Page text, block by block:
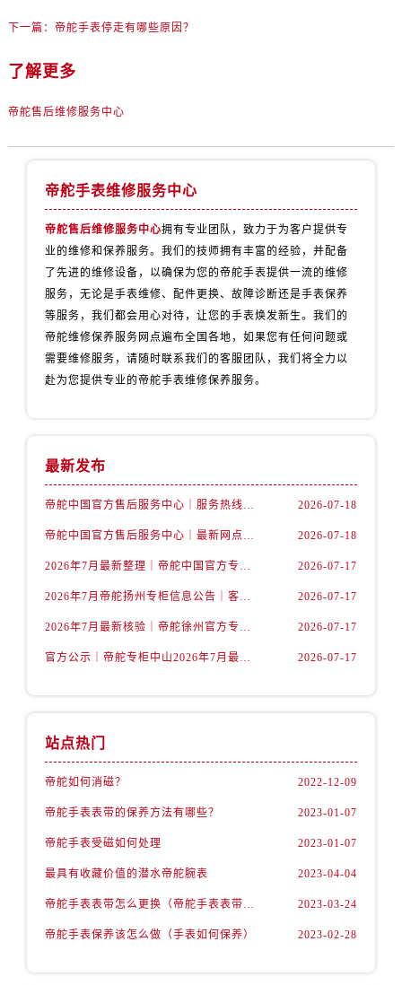
辽宁省盘锦市兴隆台区石油大街帝舵售后服务中心（需提前预约）
内蒙古自治区赤峰市红山区哈达街帝舵售后服务中心（需提前预约）
山西省临汾市尧都区解放路帝舵售后服务中心（需提前预约）
天津市和平区赤峰道136号天津国际金融中心26层2603室帝舵售后服务中心（需提前预约）
下一篇： 帝舵手表停走有哪些原因？
了解更多
帝舵售后维修服务中心
帝舵手表维修服务中心
帝舵售后维修服务中心拥有专业团队，致力于为客户提供专
业的维修和保养服务。我们的技师拥有丰富的经验，并配备
了先进的维修设备，以确保为您的帝舵手表提供一流的维修
服务，无论是手表维修、配件更换、故障诊断还是手表保养
等服务，我们都会用心对待，让您的手表焕发新生。我们的
帝舵维修保养服务网点遍布全国各地，如果您有任何问题或
需要维修服务，请随时联系我们的客服团队，我们将全力以
赴为您提供专业的帝舵手表维修保养服务。
最新发布
帝舵中国官方售后服务中心｜服务热线及全部维修详细地址权威信息声明（2026年7月最新） 2026-07-18
帝舵中国官方售后服务中心｜最新网点地址及电话权威信息通告（2026年7月最新） 2026-07-18
2026年7月最新整理｜帝舵中国官方专柜名录及湖州客户服务电话，一篇看懂！ 2026-07-17
2026年7月帝舵扬州专柜信息公告｜客户服务热线核验结果与门店汇总 2026-07-17
2026年7月最新核验｜帝舵徐州官方专柜客户服务电话与专柜服务信息公示 2026-07-17
官方公示｜帝舵专柜中山2026年7月最新客户服务电话及专柜攻略 2026-07-17
站点热门
帝舵如何消磁？ 2022-12-09
帝舵手表表带的保养方法有哪些？ 2023-01-07
帝舵手表受磁如何处理 2023-01-07
最具有收藏价值的潜水帝舵腕表 2023-04-04
帝舵手表表带怎么更换（帝舵手表表带如何更换) 2023-03-24
帝舵手表保养该怎么做（手表如何保养） 2023-02-28